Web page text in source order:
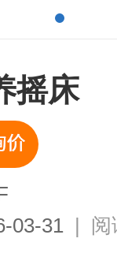
摇床
03-31 | 阅